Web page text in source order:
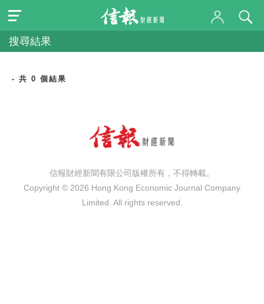
搜尋結果
- 共 0 個結果
信報財經新聞有限公司版權所有，不得轉載。
Copyright © 2026 Hong Kong Economic Journal Company
Limited. All rights reserved.